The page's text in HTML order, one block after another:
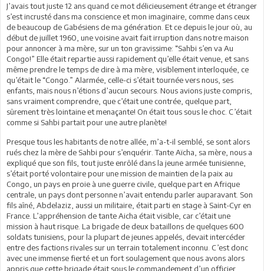
J’avais tout juste 12 ans quand ce mot délicieusement étrange et étranger
s’est incrusté dans ma conscience et mon imaginaire, comme dans ceux
de beaucoup de Gabésiens de ma génération. Et ce depuis le jour où, au
début de juillet 1960, une voisine avait fait irruption dans notre maison
pour annoncer à ma mère, sur un ton gravissime: “Sahbi s’en va Au
Congo!” Elle était repartie aussi rapidement qu’elle était venue, et sans
même prendre le temps de dire à ma mère, visiblement interloquée, ce
qu’était le “Congo.” Alarmée, celle-ci s’était tournée vers nous, ses
enfants, mais nous n’étions d’aucun secours. Nous avions juste compris,
sans vraiment comprendre, que c’était une contrée, quelque part,
sûrement très lointaine et menaçante! On était tous sous le choc. C’était
comme si Sahbi partait pour une autre planète!
Presque tous les habitants de notre allée, m’a-t-il semblé, se sont alors
rués chez la mère de Sahbi pour s’enquérir. Tante Aïcha, sa mère, nous a
expliqué que son fils, tout juste enrôlé dans la jeune armée tunisienne,
s’était porté volontaire pour une mission de maintien de la paix au
Congo, un pays en proie à une guerre civile, quelque part en Afrique
centrale, un pays dont personne n’avait entendu parler auparavant. Son
fils aîné, Abdelaziz, aussi un militaire, était parti en stage à Saint-Cyr en
France. L’appréhension de tante Aicha était visible, car c’était une
mission à haut risque. La brigade de deux bataillons de quelques 600
soldats tunisiens, pour la plupart de jeunes appelés, devait intercéder
entre des factions rivales sur un terrain totalement inconnu. C’est donc
avec une immense fierté et un fort soulagement que nous avons alors
appris que cette brigade était sous le commandement d’un officier